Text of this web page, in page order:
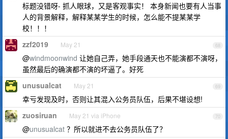
标题没错呀- 抓人眼球，又是客观事实！ 本身新闻也要有人当事
人的背景解释，解释某某学生的时候，怎么能不提某某学
校！！！
68
zzf2019 May 21
@windmoonwind 让她自己弄，她手段通天也不能演都不演呀，
虽然最后的确演都不演的坏逼了。好死
69
unusualcat May 21
幸亏发现及时，否则让其混入公务员队伍，后果不堪设想!
70
zuosiruan May 21 via iPhone
@unusualcat ？所以就进不去公务员队伍了？